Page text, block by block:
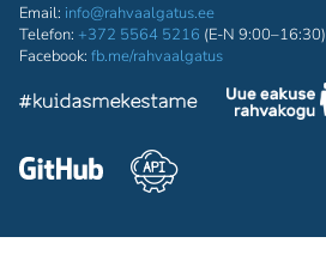
Email: info@rahvaalgatus.ee
Telefon: +372 5564 5216 (E-N 9:00–16:30)
Facebook: fb.me/rahvaalgatus